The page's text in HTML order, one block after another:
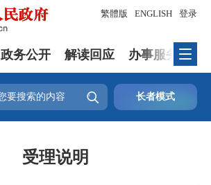
登录
繁體版 ENGLISH
政务公开 解读回应 办事服务
 长者模式
受理说明